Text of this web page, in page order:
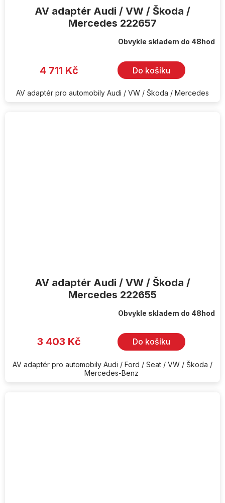
AV adaptér Audi / VW / Škoda /
Mercedes 222657
Obvykle skladem do 48hod
4 711 Kč Do košíku
AV adaptér pro automobily Audi / VW / Škoda / Mercedes
AV adaptér Audi / VW / Škoda /
Mercedes 222655
Obvykle skladem do 48hod
3 403 Kč Do košíku
AV adaptér pro automobily Audi / Ford / Seat / VW / Škoda /
Mercedes-Benz